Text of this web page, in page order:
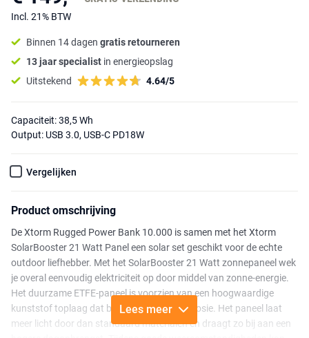
Incl. 21% BTW
Binnen 14 dagen gratis retourneren
13 jaar specialist in energieopslag
Uitstekend
4.64/5
Capaciteit: 38,5 Wh
Output: USB 3.0, USB-C PD18W
Vergelijken
Product omschrijving
De Xtorm Rugged Power Bank 10.000 is samen met het Xtorm
SolarBooster 21 Watt Panel een solar set geschikt voor de echte
outdoor liefhebber. Met het SolarBooster 21 Watt zonnepaneel wek
je overal eenvoudig elektriciteit op door middel van zonne-energie.
Het duurzame ETFE-paneel is voorzien van een hoogwaardige
kunststof toplaag dat bestand is tegen corrosie. Het paneel laat
meer licht door dan standaard materialen en draagt zo bij aan een
Lees meer